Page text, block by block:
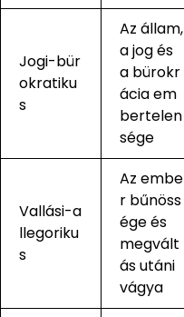
Jogi-bür
okratiku
s
Az állam,
a jog és
a bürokr
ácia em
bertelen
sége
Vallási-a
llegoriku
s
Az embe
r bűnöss
ége és
megvált
ás utáni
vágya